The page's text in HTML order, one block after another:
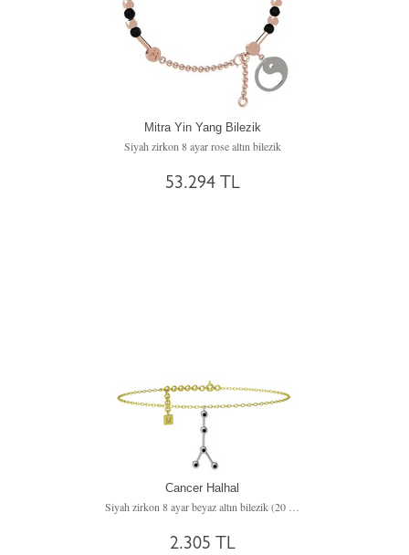
Mitra Yin Yang Bilezik
Siyah zirkon 8 ayar rose altın bilezik
53.294 TL
Cancer Halhal
2.305 TL